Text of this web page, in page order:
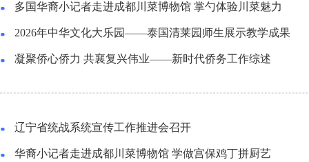
多国华裔小记者走进成都川菜博物馆 掌勺体验川菜魅力
2026年中华文化大乐园——泰国清莱园师生展示教学成果
凝聚侨心侨力 共襄复兴伟业——新时代侨务工作综述
辽宁省统战系统宣传工作推进会召开
华裔小记者走进成都川菜博物馆 学做宫保鸡丁拼厨艺